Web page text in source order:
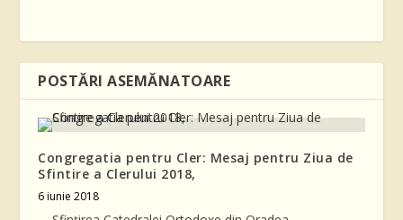
POSTĂRI ASEMĂNATOARE
Congregatia pentru Cler: Mesaj pentru Ziua de
Sfintire a Clerului 2018,
6 iunie 2018